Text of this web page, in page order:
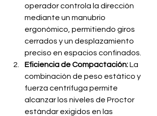
operador controla la dirección
mediante un manubrio
ergonómico, permitiendo giros
cerrados y un desplazamiento
preciso en espacios confinados.
Eficiencia de Compactación: La
combinación de peso estático y
fuerza centrífuga permite
alcanzar los niveles de Proctor
estándar exigidos en las